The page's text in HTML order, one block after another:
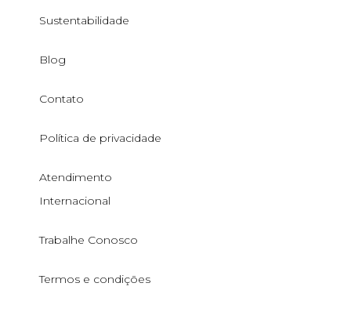
Sustentabilidade
Blog
Contato
Política de privacidade
Atendimento
Internacional
Trabalhe Conosco
Termos e condições